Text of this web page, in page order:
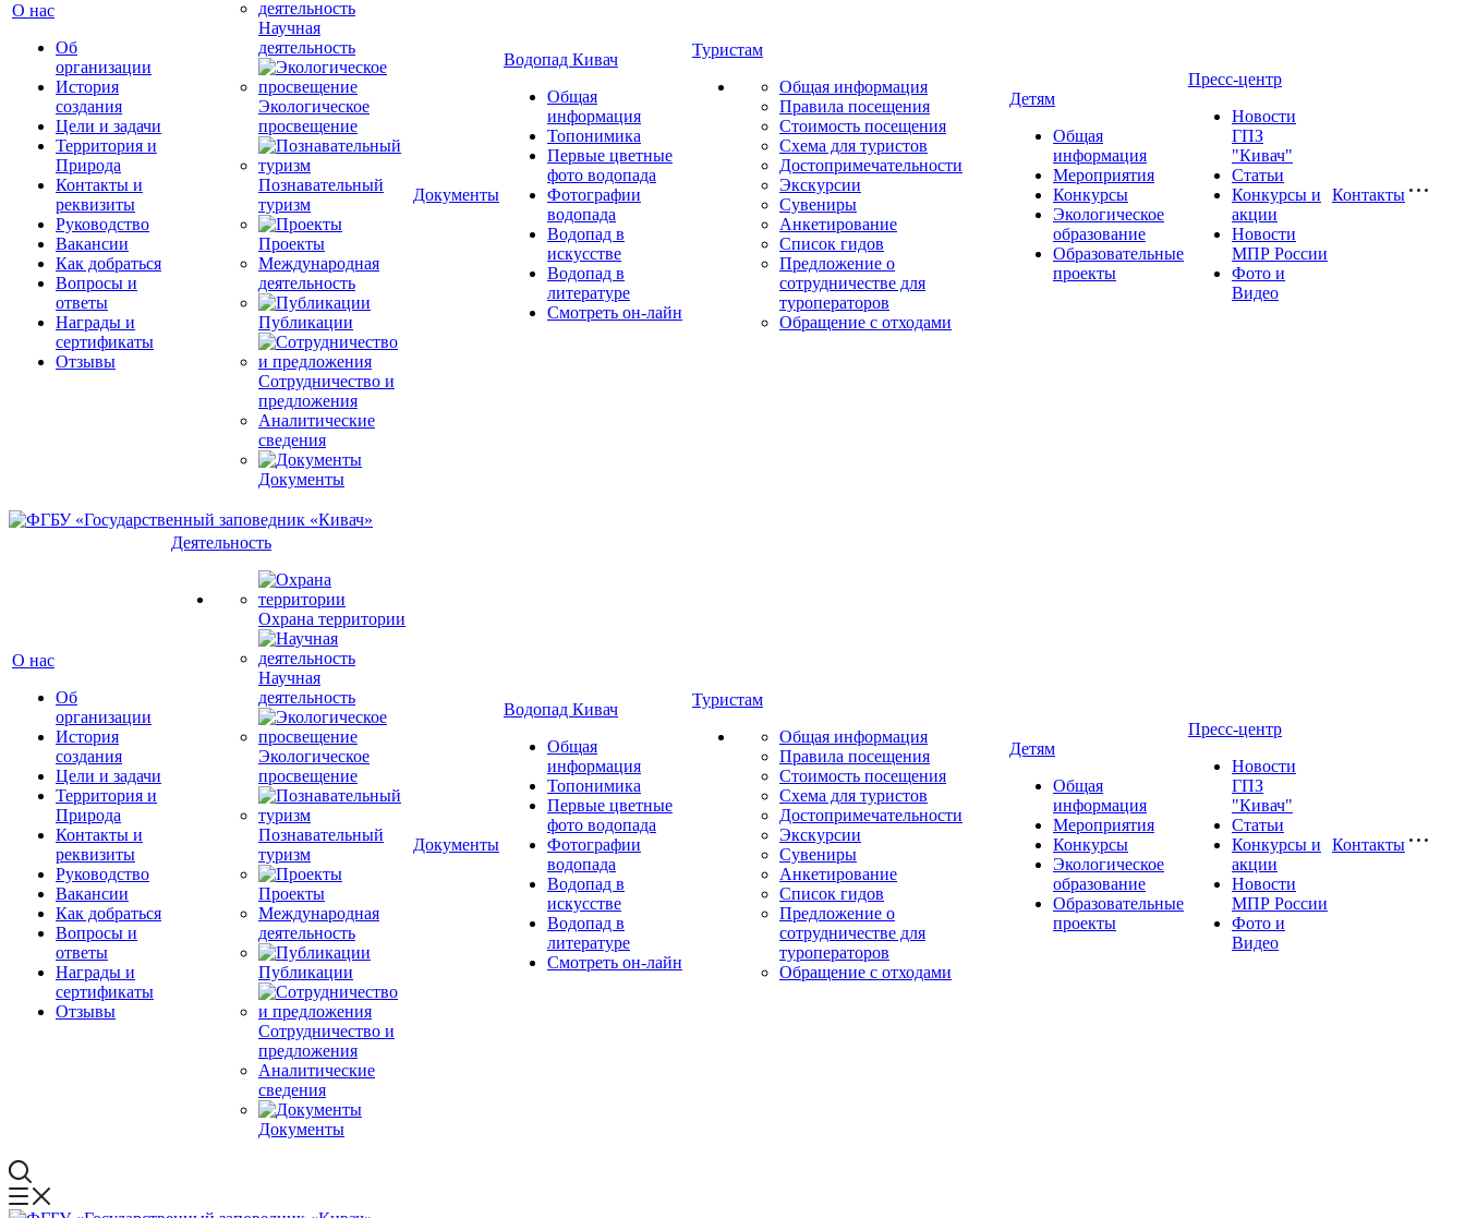
О нас
Об
организации
История
создания
Цели и задачи
Территория и
Природа
Контакты и
реквизиты
Руководство
Вакансии
Как добраться
Вопросы и
ответы
Награды и
сертификаты
Отзывы
Научная
деятельность
Экологическое
просвещение
Познавательный
туризм
Проекты
Международная
деятельность
Публикации
Сотрудничество и
предложения
Аналитические
сведения
Документы
Документы
Водопад Кивач
Общая
информация
Топонимика
Первые цветные
фото водопада
Фотографии
водопада
Водопад в
искусстве
Водопад в
литературе
Смотреть он-лайн
Туристам
Общая информация
Правила посещения
Стоимость посещения
Схема для туристов
Достопримечательности
Экскурсии
Сувениры
Анкетирование
Список гидов
Предложение о
сотрудничестве для
туроператоров
Обращение с отходами
Детям
Общая
информация
Мероприятия
Конкурсы
Экологическое
образование
Образовательные
проекты
Пресс-центр
Новости
ГПЗ
"Кивач"
Статьи
Конкурсы и
акции
Новости
МПР России
Фото и
Видео
Контакты
О нас
Об
организации
История
создания
Цели и задачи
Территория и
Природа
Контакты и
реквизиты
Руководство
Вакансии
Как добраться
Вопросы и
ответы
Награды и
сертификаты
Отзывы
Деятельность
Охрана территории
Научная
деятельность
Экологическое
просвещение
Познавательный
туризм
Проекты
Международная
деятельность
Публикации
Сотрудничество и
предложения
Аналитические
сведения
Документы
Документы
Водопад Кивач
Общая
информация
Топонимика
Первые цветные
фото водопада
Фотографии
водопада
Водопад в
искусстве
Водопад в
литературе
Смотреть он-лайн
Туристам
Общая информация
Правила посещения
Стоимость посещения
Схема для туристов
Достопримечательности
Экскурсии
Сувениры
Анкетирование
Список гидов
Предложение о
сотрудничестве для
туроператоров
Обращение с отходами
Детям
Общая
информация
Мероприятия
Конкурсы
Экологическое
образование
Образовательные
проекты
Пресс-центр
Новости
ГПЗ
"Кивач"
Статьи
Конкурсы и
акции
Новости
МПР России
Фото и
Видео
Контакты